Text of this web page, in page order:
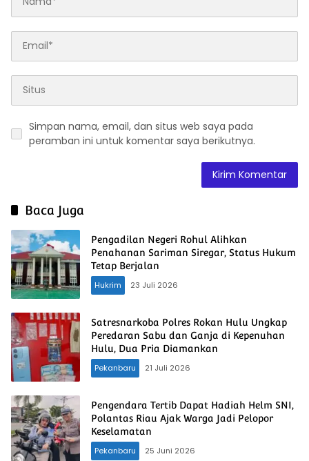
Simpan nama, email, dan situs web saya pada
peramban ini untuk komentar saya berikutnya.
Baca Juga
Pengadilan Negeri Rohul Alihkan
Penahanan Sariman Siregar, Status Hukum
Tetap Berjalan
Hukrim
23 Juli 2026
Satresnarkoba Polres Rokan Hulu Ungkap
Peredaran Sabu dan Ganja di Kepenuhan
Hulu, Dua Pria Diamankan
Pekanbaru
21 Juli 2026
Pengendara Tertib Dapat Hadiah Helm SNI,
Polantas Riau Ajak Warga Jadi Pelopor
Keselamatan
Pekanbaru
25 Juni 2026